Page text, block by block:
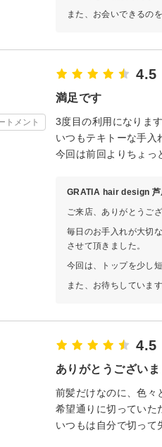
また、お会いできるの
トメント
4.5
満足です
3度目の利用になります
いつもテキトーな手入
今回は前回よりちょっ
GRATIA hair design 芦
ご来店、ありがとうご
毎日のお手入れが大切
させて頂きました。
今回は、トップを少し
また、お待ちしています
4.5
ありがとうございま
前髪だけなのに、色々
希望通りに切っていた
いつもは自分で切って